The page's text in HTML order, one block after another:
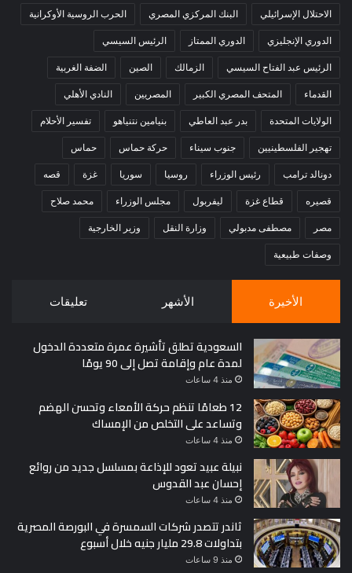
الاحتلال الإسرائيلي البنك المركزي المصري الحرب الروسية الأوكرانية
الدوري الإنجليزي الدوري الممتاز الرئيس السيسي
الرئيس عبد الفتاح السيسي الزمالك الصين الضفة الغربية
القدماء المتحف المصري الكبير المصريين النادي الأهلي
الولايات المتحدة بدر عبد العاطي بنيامين نتنياهو تفسير الأحلام
تهجير الفلسطينيين جنوب سيناء حركة حماس حماس
دونالد ترامب رئيس الوزراء روسيا سوريا غزة قصه
قصيره قطاع غزة ليفربول مجلس الوزراء محمد صلاح
مصر مصطفى مدبولي وزارة النقل وزير الخارجية
وصفات طبيعية
الأخيرة الأشهر تعليقات
السعودية تطلق تأشيرة عمرة متعددة الدخول
لمدة عام وإقامة تصل إلى 90 يومًا
منذ 4 ساعات
12 طعامًا تنظم حركة الأمعاء وتحسن الهضم
وتساعد على التخلص من الإمساك
منذ 4 ساعات
نبيلة عبيد تعود للإذاعة بمسلسل جديد من روائع
إحسان عبد القدوس
منذ 4 ساعات
ثاندر تتصدر شركات السمسرة في البورصة المصرية
بتداولات 29.8 مليار جنيه خلال أسبوع
منذ 9 ساعات